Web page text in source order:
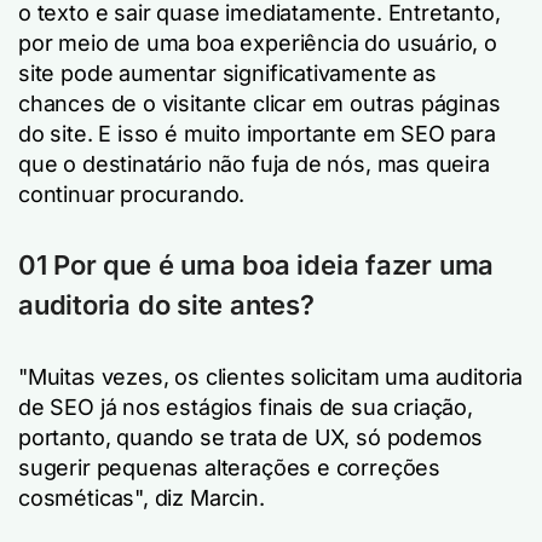
o texto e sair quase imediatamente. Entretanto,
por meio de uma boa experiência do usuário, o
site pode aumentar significativamente as
chances de o visitante clicar em outras páginas
do site. E isso é muito importante em SEO para
que o destinatário não fuja de nós, mas queira
continuar procurando.
01 Por que é uma boa ideia fazer uma
auditoria do site antes?
"Muitas vezes, os clientes solicitam uma auditoria
de SEO já nos estágios finais de sua criação,
portanto, quando se trata de UX, só podemos
sugerir pequenas alterações e correções
cosméticas", diz Marcin.